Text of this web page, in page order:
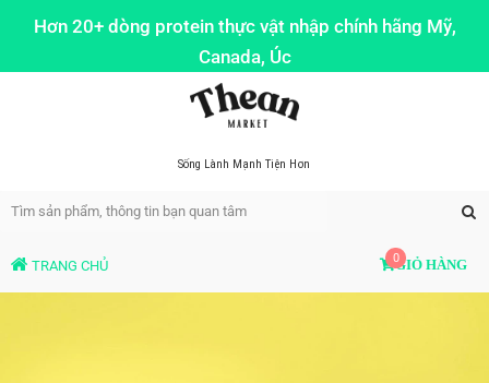
Hơn 20+ dòng protein thực vật nhập chính hãng Mỹ,
Canada, Úc
Sống Lành Mạnh Tiện Hơn
TRANG CHỦ GIỎ HÀNG
0